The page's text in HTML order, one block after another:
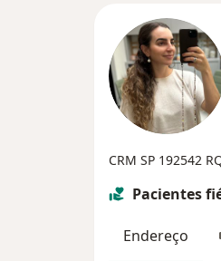
CRM SP 192542
Pacientes
Endereço